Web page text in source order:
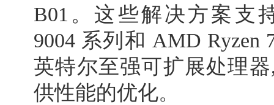
B01。这些解决方案支
9004 系列和 AMD Ryzen
英特尔至强可扩展处理
供性能的优化。